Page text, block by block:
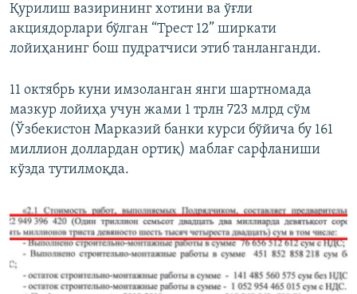
720p 1080p
720p
1080p
Қурилиш вазирининг хотини ва ўғли
акциядорлари бўлган “Трест 12” ширкати
лойиҳанинг бош пудратчиси этиб танланганди.
11 октябрь куни имзоланган янги шартномада
мазкур лойиҳа учун жами 1 трлн 723 млрд сўм
(Ўзбекистон Марказий банки курси бўйича бу 161
миллион доллардан ортиқ) маблағ сарфланиши
кўзда тутилмоқда.